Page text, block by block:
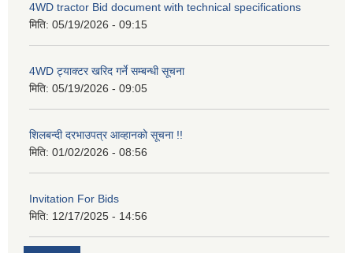
4WD tractor Bid document with technical specifications
मिति: 05/19/2026 - 09:15
4WD ट्याक्टर खरिद गर्ने सम्बन्धी सूचना
मिति: 05/19/2026 - 09:05
शिलबन्दी दरभाउपत्र आव्हानको सूचना !!
मिति: 01/02/2026 - 08:56
Invitation For Bids
मिति: 12/17/2025 - 14:56